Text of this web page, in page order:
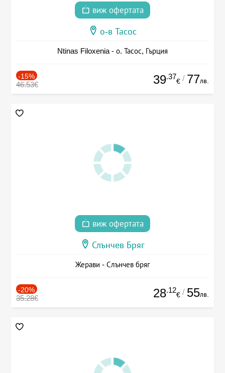
виж офертата
о-в Тасос
Ntinas Filoxenia - о. Тасос, Гърция
-15%
46.53€ 39.37
€ / 77лв.
виж офертата
Слънчев Бряг
Жерави - Слънчев бряг
-20%
35.28€ 28.12
€ / 55лв.